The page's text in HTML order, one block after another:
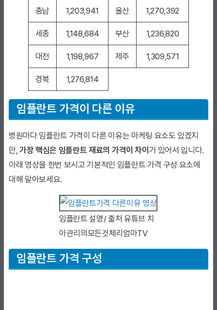
충남 1,203,941 울산 1,270,392
세종 1,148,684 부산 1,236,820
대전 1,198,967 제주 1,309,571
경북 1,276,814
임플란트 가격이 다른 이유
병원마다 임플란트 가격이 다른 이유는 마케팅 요소도 있겠지
만, 가장 핵심은 임플란트 재료의 가격이 차이 가 있어서 입니다.
아래 영상을 한번 보시고 기본적인 임플란트 가격 구성 요소에
대해 알아보세요.
임플란트 설명/ 출처 유튜브 치
아관리의모든것체리엄마TV
임플란트 가격 구성